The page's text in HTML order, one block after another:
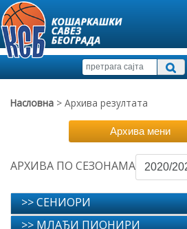
Насловна > Архива резултата
Архива мени
АРХИВА ПО СЕЗОНАМА
>> СЕНИОРИ
>> МЛАЂИ ПИОНИРИ